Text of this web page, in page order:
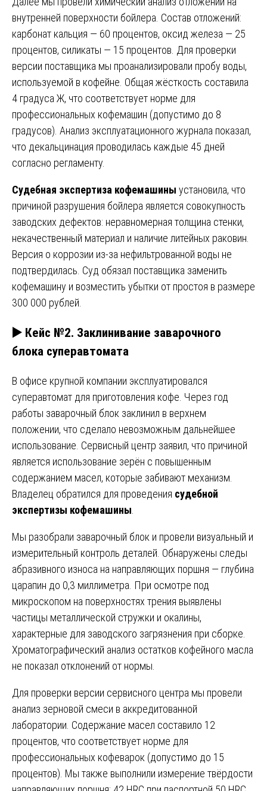
внутренней поверхности бойлера. Состав отложений:
карбонат кальция — 60 процентов, оксид железа — 25
процентов, силикаты — 15 процентов. Для проверки
версии поставщика мы проанализировали пробу воды,
используемой в кофейне. Общая жёсткость составила
4 градуса Ж, что соответствует норме для
профессиональных кофемашин (допустимо до 8
градусов). Анализ эксплуатационного журнала показал,
что декальцинация проводилась каждые 45 дней
согласно регламенту.
Судебная экспертиза кофемашины установила, что
причиной разрушения бойлера является совокупность
заводских дефектов: неравномерная толщина стенки,
некачественный материал и наличие литейных раковин.
Версия о коррозии из-за нефильтрованной воды не
подтвердилась. Суд обязал поставщика заменить
кофемашину и возместить убытки от простоя в размере
300 000 рублей.
▶️ Кейс №2. Заклинивание заварочного
блока суперавтомата
В офисе крупной компании эксплуатировался
суперавтомат для приготовления кофе. Через год
работы заварочный блок заклинил в верхнем
положении, что сделало невозможным дальнейшее
использование. Сервисный центр заявил, что причиной
является использование зерён с повышенным
содержанием масел, которые забивают механизм.
Владелец обратился для проведения судебной
экспертизы кофемашины
Мы разобрали заварочный блок и провели визуальный и
измерительный контроль деталей. Обнаружены следы
абразивного износа на направляющих поршня — глубина
царапин до 0,3 миллиметра. При осмотре под
микроскопом на поверхностях трения выявлены
частицы металлической стружки и окалины,
характерные для заводского загрязнения при сборке.
Хроматографический анализ остатков кофейного масла
не показал отклонений от нормы.
Для проверки версии сервисного центра мы провели
анализ зерновой смеси в аккредитованной
лаборатории. Содержание масел составило 12
процентов, что соответствует норме для
профессиональных кофеварок (допустимо до 15
процентов). Мы также выполнили измерение твёрдости